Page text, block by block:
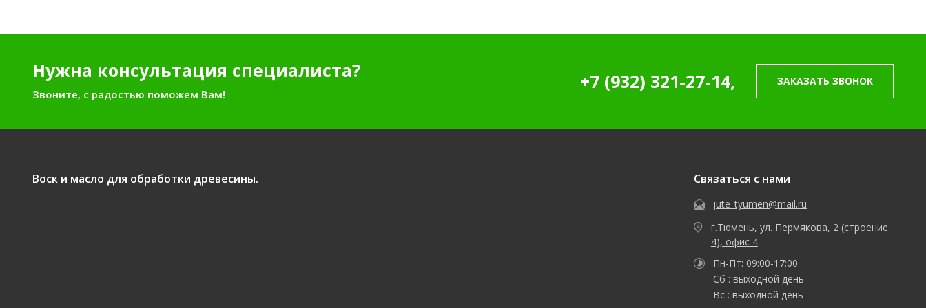
Нужна консультация специалиста?
Звоните, с радостью поможем Вам!
+7 (932) 321-27-14, ЗАКАЗАТЬ ЗВОНОК
Воск и масло для обработки древесины. Связаться с нами
jute_tyumen@mail.ru
г.Тюмень, ул. Пермякова, 2 (строение
4), офис 4
Пн-Пт: 09:00-17:00
Сб : выходной день
Вс : выходной день